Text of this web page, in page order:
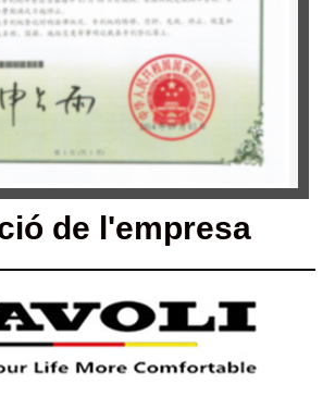
de l'empresa